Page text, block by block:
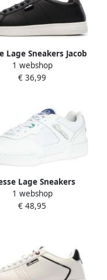
Lage Sneakers Jacob
Defender
1 webshop
€ 36,99
Lage Sneakers
2.0 lederen
sneakers
1 webshop
€ 48,95